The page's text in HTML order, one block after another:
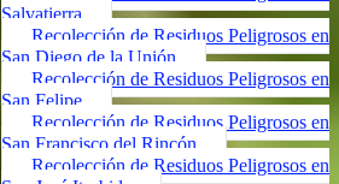
Salvatierra
Recolección de Residuos Peligrosos en
San Diego de la Unión
Recolección de Residuos Peligrosos en
San Felipe
Recolección de Residuos Peligrosos en
San Francisco del Rincón
Recolección de Residuos Peligrosos en